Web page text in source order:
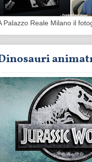
Palazzo Reale Milano il